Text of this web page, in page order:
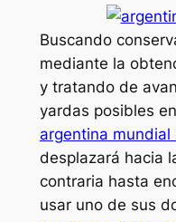
Buscando
mediante la
y tratando de
yardas posibles
argentina mundial
desplazará hacia
contraria hasta
usar uno de sus